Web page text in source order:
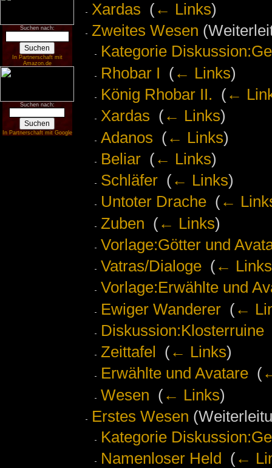
Suchen nach:
In Partnerschaft mit
Amazon.de
Suchen nach:
In Partnerschaft mit Google
Xardas (← Links)
Zweites Wesen
Kategorie
Rhobar I
(← Links)
König Rhobar II.
(←
Xardas (← Links)
Adanos (← Links)
Beliar‎ (← Links)
Schläfer‎ (← Links)
Untoter Drache‎ (←
Zuben (← Links)
Vorlage:Götter und
Vatras/Dialoge‎ (← Links
Vorlage:Erwählte und
Ewiger Wanderer‎ (←
Diskussion:Klosterruine‎
Zeittafel
(← Links)
Erwählte und Avatare‎ (
Wesen (← Links)
Erstes Wesen
Kategorie
Namenloser Held
(←